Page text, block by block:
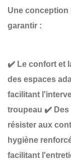
Une conception
garantir :
✔️ Le confort et
des espaces
facilitant
troupeau ✔️
résister aux
hygiène
facilitant